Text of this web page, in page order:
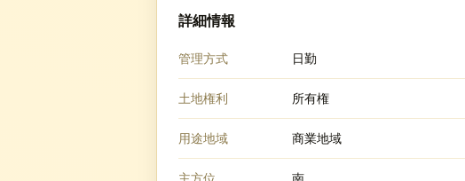
詳細情報
管理方式 日勤
土地権利 所有権
用途地域 商業地域